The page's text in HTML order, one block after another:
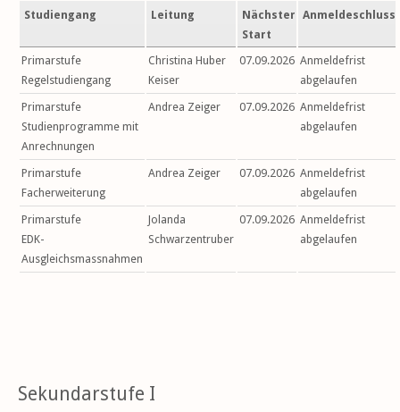
Studiengang Leitung
Nächster
Start
Anmeldeschluss
Primarstufe
Regelstudiengang
Christina Huber
Keiser
07.09.2026 Anmeldefrist
abgelaufen
Primarstufe
Studienprogramme mit
Anrechnungen
Andrea Zeiger 07.09.2026 Anmeldefrist
abgelaufen
Primarstufe
Facherweiterung
Andrea Zeiger 07.09.2026 Anmeldefrist
abgelaufen
Primarstufe
EDK-
Ausgleichsmassnahmen
Jolanda
Schwarzentruber
07.09.2026 Anmeldefrist
abgelaufen
Sekundarstufe I